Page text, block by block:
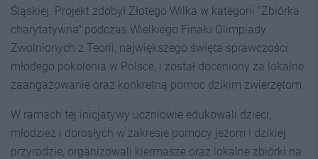
Śląskiej. Projekt zdobył Złotego Wilka w kategorii "Zbiórka
charytatywna" podczas Wielkiego Finału Olimpiady
Zwolnionych z Teorii, największego święta sprawczości
młodego pokolenia w Polsce, i został doceniony za lokalne
zaangażowanie oraz konkretną pomoc dzikim zwierzętom.
W ramach tej inicjatywy uczniowie edukowali dzieci,
młodzież i dorosłych w zakresie pomocy jeżom i dzikiej
przyrodzie, organizowali kiermasze oraz lokalne zbiórki na